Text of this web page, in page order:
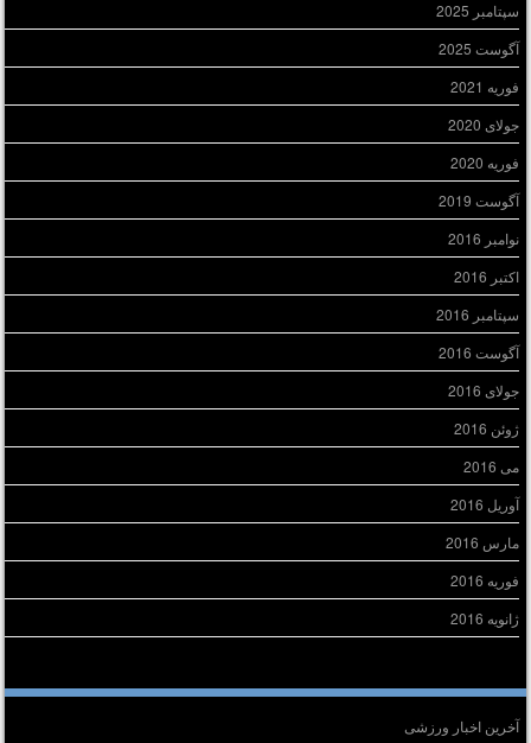
سپتامبر 2025
آگوست 2025
فوریه 2021
جولای 2020
فوریه 2020
آگوست 2019
نوامبر 2016
اکتبر 2016
سپتامبر 2016
آگوست 2016
جولای 2016
ژوئن 2016
می 2016
آوریل 2016
مارس 2016
فوریه 2016
ژانویه 2016
آخرین اخبار ورزشی